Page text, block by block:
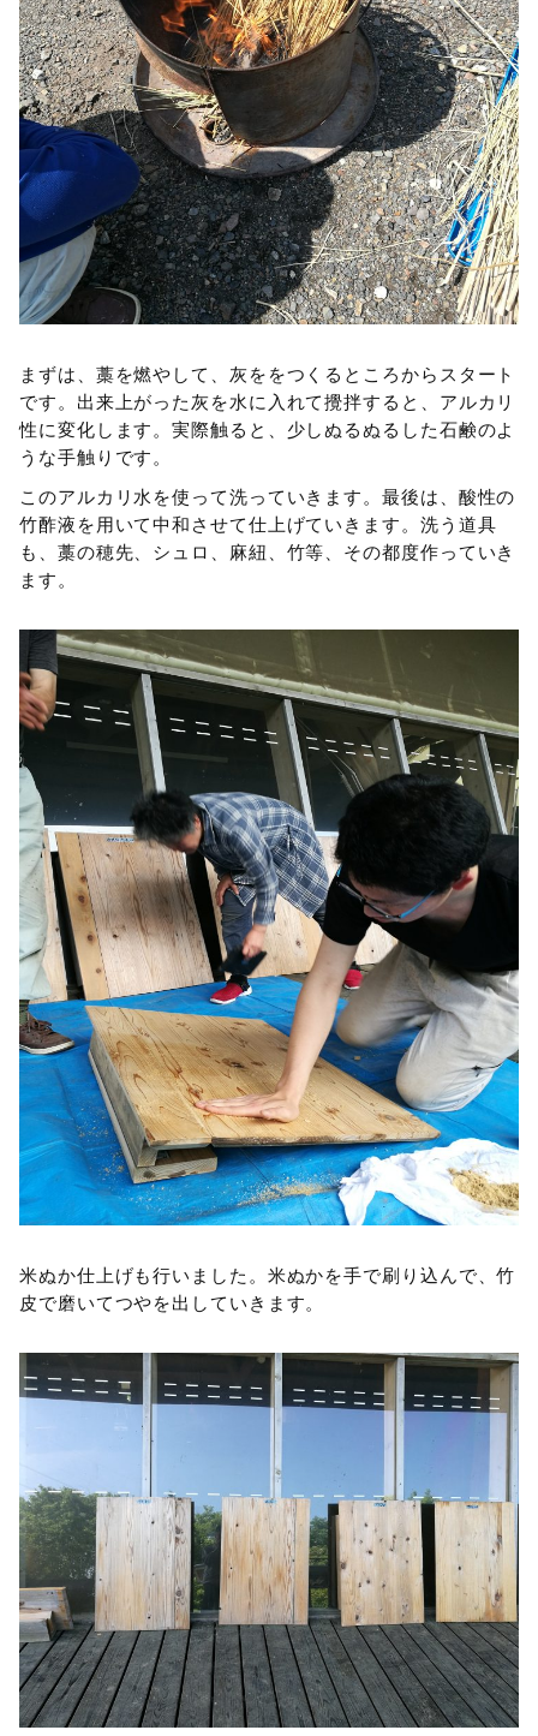
まずは、藁を燃やして、灰ををつくるところからスタート
です。出来上がった灰を水に入れて攪拌すると、アルカリ
性に変化します。実際触ると、少しぬるぬるした石鹸のよ
うな手触りです。
このアルカリ水を使って洗っていきます。最後は、酸性の
竹酢液を用いて中和させて仕上げていきます。洗う道具
も、藁の穂先、シュロ、麻紐、竹等、その都度作っていき
ます。
米ぬか仕上げも行いました。米ぬかを手で刷り込んで、竹
皮で磨いてつやを出していきます。